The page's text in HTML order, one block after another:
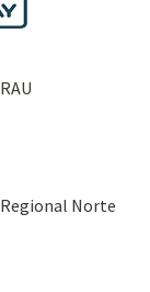
RAU
Regional Norte